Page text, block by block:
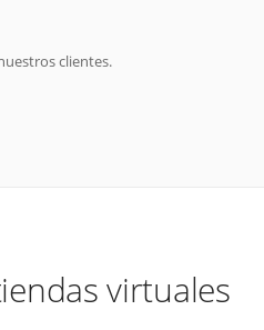
clientes.
virtuales